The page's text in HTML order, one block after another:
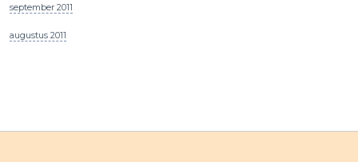
september 2011
augustus 2011